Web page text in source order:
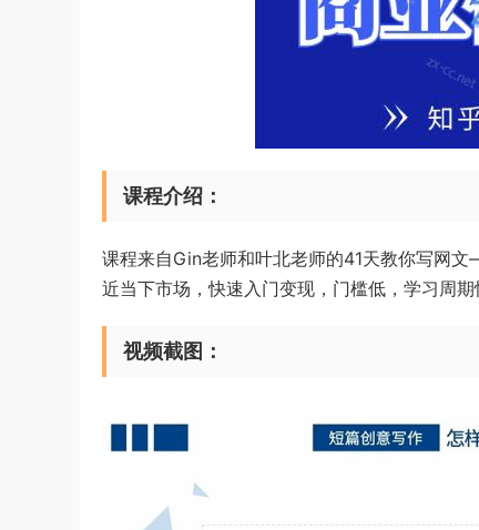
课程介绍：
课程来自Gin老师和叶北老师的41天教你写网
近当下市场，快速入门变现，门槛低，学习周期
视频截图：